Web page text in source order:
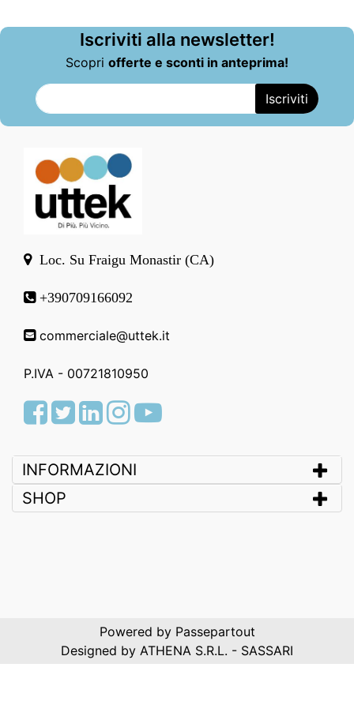
Iscriviti alla newsletter!
Scopri offerte e sconti in anteprima!
Loc. Su Fraigu Monastir (CA)
+390709166092
commerciale@uttek.it
P.IVA - 00721810950
Facebook
TwitterLinkedInInstagram
Youtube
INFORMAZIONI
SHOP
Powered by Passepartout
Designed by ATHENA S.R.L. - SASSARI